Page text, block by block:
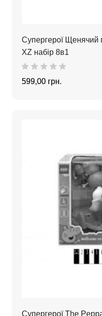
Супергерої Щенячий
ХZ набір 8в1
599,00 грн.
Супергерої The